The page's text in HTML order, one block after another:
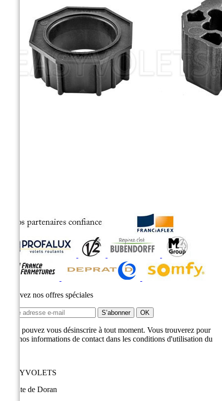
Recevez nos offres spéciales
Vous pouvez vous désinscrire à tout moment. Vous trouverez pour
cela nos informations de contact dans les conditions d'utilisation du
EASYVOLETS
9 route de Doran